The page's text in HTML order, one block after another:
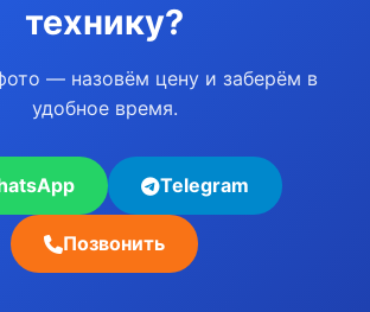
технику?
— назовём цену и заберём в
удобное время.
Telegram
Позвонить